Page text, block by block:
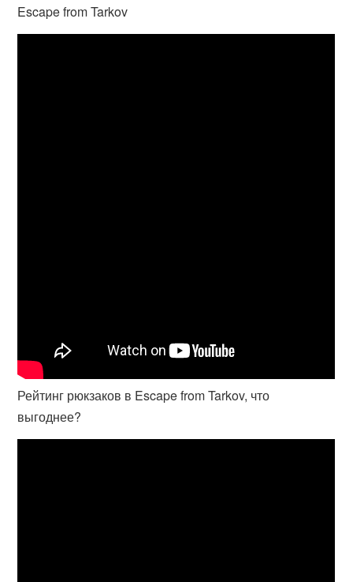
Escape from Tarkov
Рейтинг рюкзаков в Escape from Tarkov, что
выгоднее?